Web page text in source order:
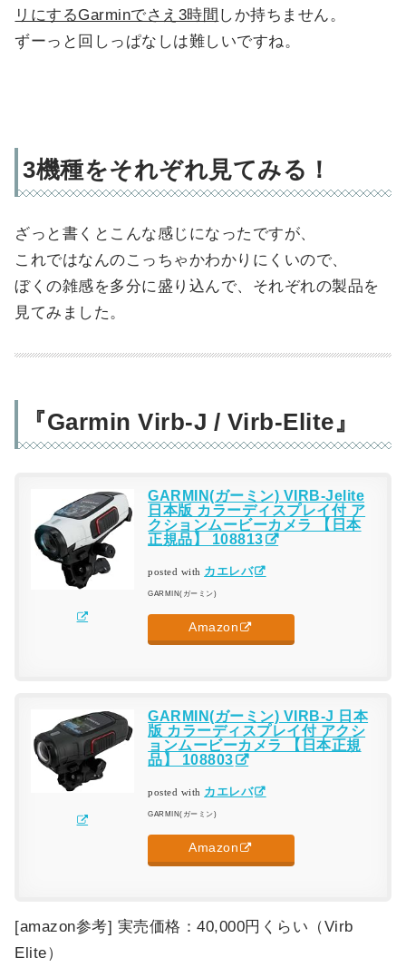
リにするGarminでさえ3時間 しか持ちません。
ずーっと回しっぱなしは難しいですね。
3機種をそれぞれ見てみる！
ざっと書くとこんな感じになったですが、
これではなんのこっちゃかわかりにくいので、
ぼくの雑感を多分に盛り込んで、それぞれの製品を
見てみました。
『Garmin Virb-J / Virb-Elite』
GARMIN(ガーミン) VIRB-Jelite
日本版 カラーディスプレイ付 ア
クションムービーカメラ 【日本
正規品】 108813
posted with カエレバ
GARMIN(ガーミン)
Amazon
GARMIN(ガーミン) VIRB-J 日本
版 カラーディスプレイ付 アクシ
ョンムービーカメラ 【日本正規
品】 108803
posted with カエレバ
GARMIN(ガーミン)
Amazon
[amazon参考] 実売価格：40,000円くらい（Virb
Elite）